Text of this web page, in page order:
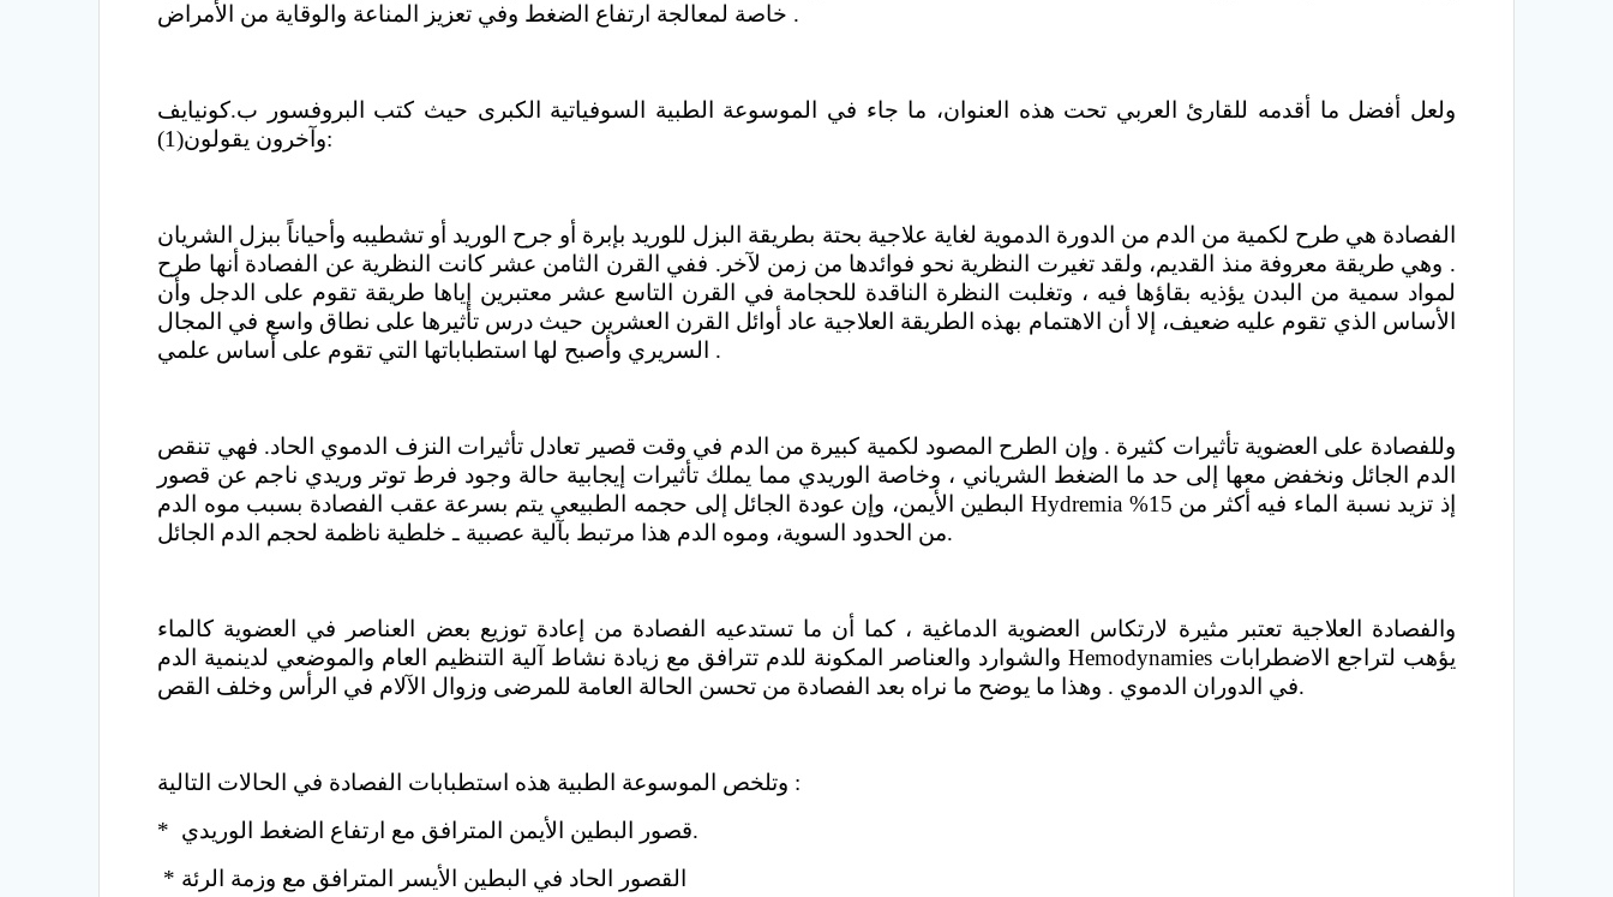
خاصة لمعالجة ارتفاع الضغط وفي تعزيز المناعة والوقاية من الأمراض .
ولعل أفضل ما أقدمه للقارئ العربي تحت هذه العنوان، ما جاء في الموسوعة الطبية السوفياتية الكبرى حيث كتب البروفسور ب.كونيايف
وآخرون يقولون(1):
الفصادة هي طرح لكمية من الدم من الدورة الدموية لغاية علاجية بحتة بطريقة البزل للوريد بإبرة أو جرح الوريد أو تشطيبه وأحياناً ببزل الشريان
. وهي طريقة معروفة منذ القديم، ولقد تغيرت النظرية نحو فوائدها من زمن لآخر. ففي القرن الثامن عشر كانت النظرية عن الفصادة أنها طرح
لمواد سمية من البدن يؤذيه بقاؤها فيه ، وتغلبت النظرة الناقدة للحجامة في القرن التاسع عشر معتبرين إياها طريقة تقوم على الدجل وأن
الأساس الذي تقوم عليه ضعيف، إلا أن الاهتمام بهذه الطريقة العلاجية عاد أوائل القرن العشرين حيث درس تأثيرها على نطاق واسع في المجال
السريري وأصبح لها استطباباتها التي تقوم على أساس علمي .
وللفصادة على العضوية تأثيرات كثيرة . وإن الطرح المصود لكمية كبيرة من الدم في وقت قصير تعادل تأثيرات النزف الدموي الحاد. فهي تنقص
الدم الجائل ونخفض معها إلى حد ما الضغط الشرياني ، وخاصة الوريدي مما يملك تأثيرات إيجابية حالة وجود فرط توتر وريدي ناجم عن قصور
البطين الأيمن، وإن عودة الجائل إلى حجمه الطبيعي يتم بسرعة عقب الفصادة بسبب موه الدم Hydremia إذ تزيد نسبة الماء فيه أكثر من 15%
من الحدود السوية، وموه الدم هذا مرتبط بآلية عصبية ـ خلطية ناظمة لحجم الدم الجائل.
والفصادة العلاجية تعتبر مثيرة لارتكاس العضوية الدماغية ، كما أن ما تستدعيه الفصادة من إعادة توزيع بعض العناصر في العضوية كالماء
والشوارد والعناصر المكونة للدم تترافق مع زيادة نشاط آلية التنظيم العام والموضعي لدينمية الدم Hemodynamies يؤهب لتراجع الاضطرابات
في الدوران الدموي . وهذا ما يوضح ما نراه بعد الفصادة من تحسن الحالة العامة للمرضى وزوال الآلام في الرأس وخلف القص.
وتلخص الموسوعة الطبية هذه استطبابات الفصادة في الحالات التالية :
* قصور البطين الأيمن المترافق مع ارتفاع الضغط الوريدي.
* القصور الحاد في البطين الأيسر المترافق مع وزمة الرئة